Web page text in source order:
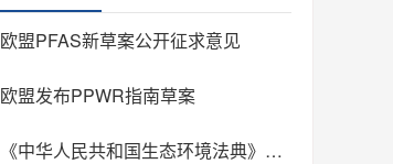
欧盟PFAS新草案公开征求意见
欧盟发布PPWR指南草案
《中华人民共和国生态环境法典》正式颁布，确立塑料污染治理法律红线